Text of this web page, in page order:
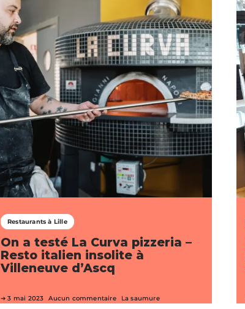
Restaurants à Lille
On a testé La Curva pizzeria –
Resto italien insolite à
Villeneuve d’Ascq
3 mai 2023 Aucun commentaire La saumure